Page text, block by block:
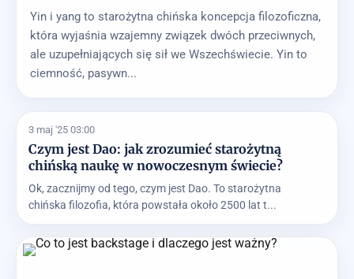
Yin i yang to starożytna chińska koncepcja filozoficzna,
która wyjaśnia wzajemny związek dwóch przeciwnych,
ale uzupełniających się sił we Wszechświecie. Yin to
ciemność, pasywn...
3 maj '25 03:00
Czym jest Dao: jak zrozumieć starożytną
chińską naukę w nowoczesnym świecie?
Ok, zacznijmy od tego, czym jest Dao. To starożytna
chińska filozofia, która powstała około 2500 lat t...